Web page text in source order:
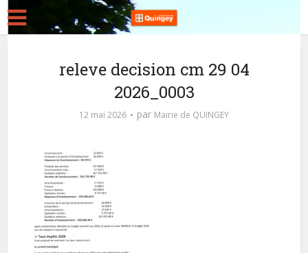
releve decision cm 29 04
2026_0003
12 mai 2026 par Mairie de QUINGEY